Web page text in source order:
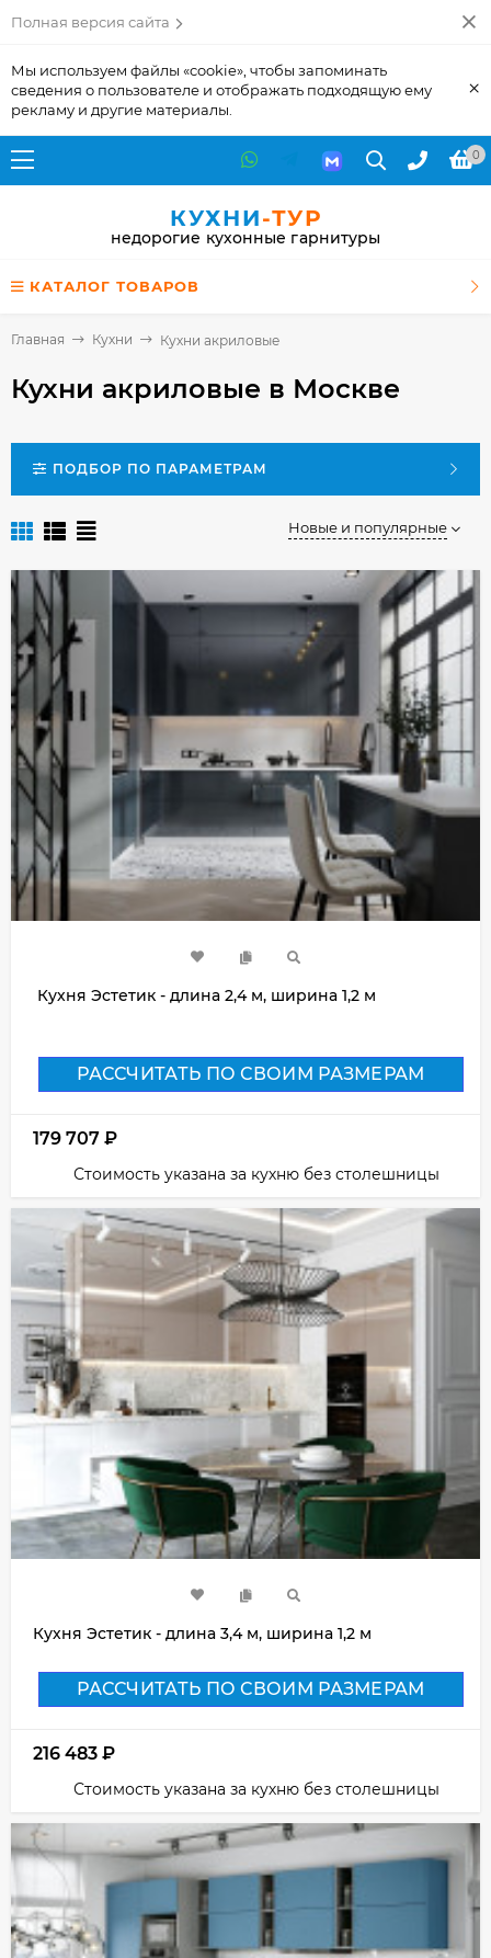
Полная версия сайта
Мы используем файлы «cookie», чтобы запоминать
сведения о пользователе и отображать подходящую ему
рекламу и другие материалы.
×
0
КУХНИ-ТУР
недорогие кухонные гарнитуры
КАТАЛОГ ТОВАРОВ
Главная Кухни Кухни акриловые
Кухни акриловые в Москве
ПОДБОР ПО ПАРАМЕТРАМ
Новые и популярные
Кухня Эстетик - длина 2,4 м, ширина 1,2 м
РАССЧИТАТЬ ПО СВОИМ РАЗМЕРАМ
179 707 ₽
Стоимость указана за кухню без столешницы
Кухня Эстетик - длина 3,4 м, ширина 1,2 м
РАССЧИТАТЬ ПО СВОИМ РАЗМЕРАМ
216 483 ₽
Стоимость указана за кухню без столешницы